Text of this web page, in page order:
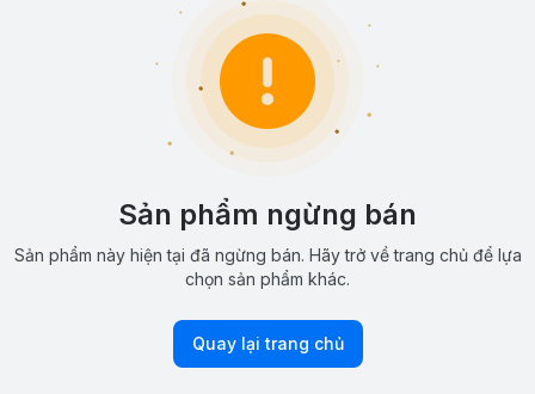
Sản phẩm ngừng bán
Sản phẩm này hiện tại đã ngừng bán. Hãy trở về trang chủ để lựa
chọn sản phẩm khác.
Quay lại trang chủ